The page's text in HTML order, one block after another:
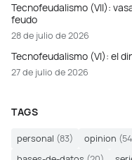
Tecnofeudalismo (VII):
feudo
28 de julio de 2026
Tecnofeudalismo (VI): el
27 de julio de 2026
TAGS
personal (83) opinion